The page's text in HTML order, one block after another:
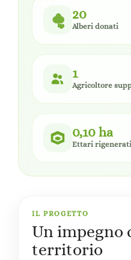
20
Alberi donati
1
Agricoltore
0,10 ha
Ettari rigenerati
IL PROGETTO
Un impegno
territorio